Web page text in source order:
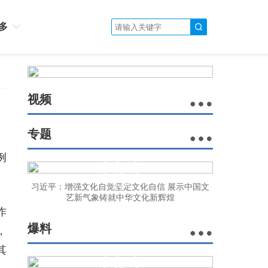
视频
专题
习近平：增强文化自觉坚定文化自信 展示中国文
艺新气象铸就中华文化新辉煌
爆料